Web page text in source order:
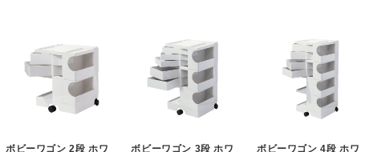
ボビーワゴン 2段 ホワ
ボビーワゴン 3段 ホワ
ボビーワゴン 4段 ホワ